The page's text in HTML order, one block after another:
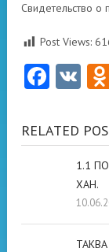
Свидетельство
Post Views:
VK
RELATED
1.1
ХАН.